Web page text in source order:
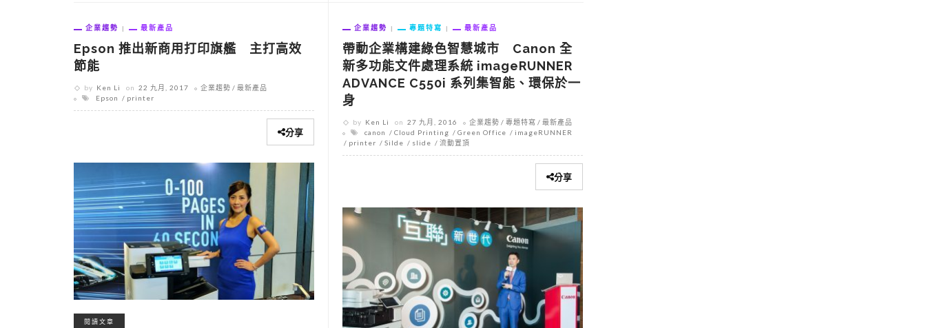
企業趨勢 最新產品
Epson 推出新商用打印旗艦 主打高效
節能
by Ken Li on 22 九月, 2017 企業趨勢
最新產品
Epson
printer
分享
閱讀文章
企業趨勢 專題特寫 最新產品
帶動企業構建綠色智慧城市 Canon 全
新多功能文件處理系統 imageRUNNER
ADVANCE C550i 系列集智能、環保於一
身
by Ken Li on 27 九月, 2016 企業趨勢 專題特寫
最新產品
canon
Cloud Printing Green Office
imageRUNNER
printer
Silde slide 流動置頂
分享